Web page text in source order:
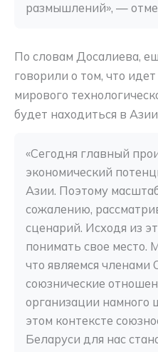
размышлений», —
По словам Досалиева,
говорили о том, что
мирового
будет находиться в
«Сегодня главный
экономический
Азии. Поэтому
сожалению,
сценарий. Исходя из
понимать свое место.
что являемся
союзнические
организации намного
этом контексте
Беларуси для нас